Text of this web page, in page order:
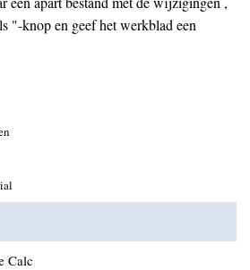
"-knop en geef het werkblad een
Calc